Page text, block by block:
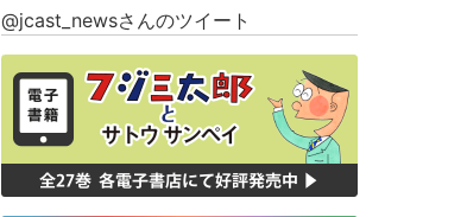
@jcast_newsさんのツイート